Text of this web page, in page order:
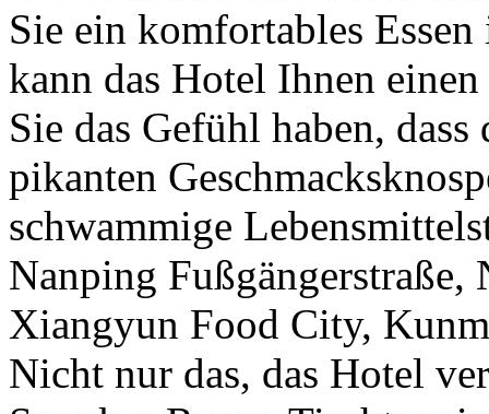
Sie ein komfortables
kann das Hotel Ihnen
Sie das Gefühl haben,
pikanten
schwammige
Nanping Fußgängerstraße,
Xiangyun Food City,
Nicht nur das, das Hotel